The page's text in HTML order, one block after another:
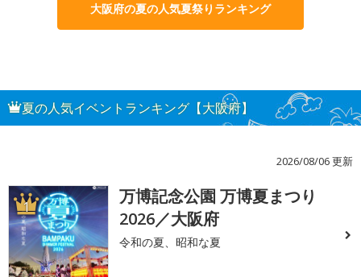
大阪府の夏の人気夏祭りランキング
夏の人気イベントランキング【大阪府】
2026/08/06 更新
1
万博記念公園 万博夏まつり
2026／大阪府
令和の夏、昭和な夏